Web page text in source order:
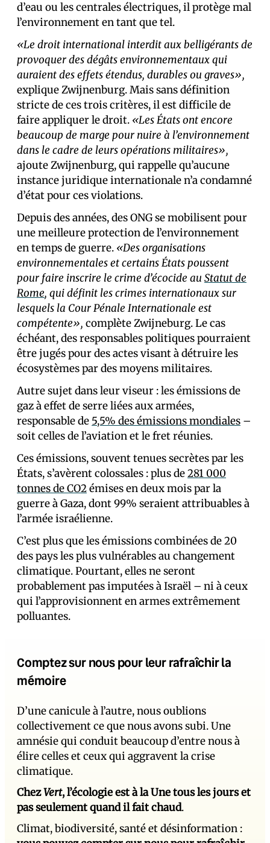
d’eau ou les centrales électriques, il protège mal
l’environnement en tant que tel.
«Le droit international interdit aux belligérants de
provoquer des dégâts environnementaux qui
auraient des effets étendus, durables ou graves»,
explique Zwijnenburg. Mais sans définition
stricte de ces trois critères, il est difficile de
faire appliquer le droit. «Les États ont encore
beaucoup de marge pour nuire à l’environnement
dans le cadre de leurs opérations militaires»,
ajoute Zwijnenburg, qui rappelle qu’aucune
instance juridique internationale n’a condamné
d’état pour ces violations.
Depuis des années, des ONG se mobilisent pour
une meilleure protection de l’environnement
en temps de guerre. «Des organisations
environnementales et certains États poussent
pour faire inscrire le crime d’écocide au Statut de
Rome, qui définit les crimes internationaux sur
lesquels la Cour Pénale Internationale est
compétente», complète Zwijneburg. Le cas
échéant, des responsables politiques pourraient
être jugés pour des actes visant à détruire les
écosystèmes par des moyens militaires.
Autre sujet dans leur viseur : les émissions de
gaz à effet de serre liées aux armées,
responsable de 5,5% des émissions mondiales –
soit celles de l’aviation et le fret réunies.
Ces émissions, souvent tenues secrètes par les
États, s’avèrent colossales : plus de281 000
tonnes de CO2émises en deux mois par la
guerre à Gaza, dont 99% seraient attribuables à
l’armée israélienne.
C’est plus que les émissions combinées de 20
des pays les plus vulnérables au changement
climatique. Pourtant, elles ne seront
probablement pas imputées à Israël – ni à ceux
qui l’approvisionnent en armes extrêmement
polluantes.
Comptez sur nous pour leur rafraîchir la
mémoire
D’une canicule à l’autre, nous oublions
collectivement ce que nous avons subi. Une
amnésie qui conduit beaucoup d’entre nous à
élire celles et ceux qui aggravent la crise
climatique.
ChezVert, l’écologie est à la Une tous les jours et
pas seulement quand il fait chaud.
Climat, biodiversité, santé et désinformation :